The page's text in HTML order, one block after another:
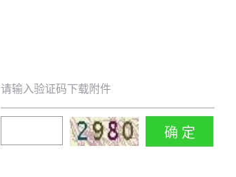
请输入验证码下载附件